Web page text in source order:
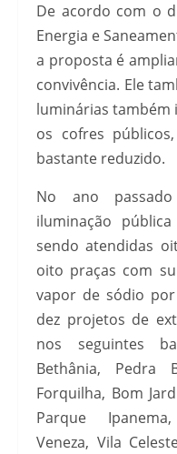
De acordo com o
Energia e
a proposta é
convivência. Ele
luminárias também
os cofres
bastante reduzido.
No ano
iluminação
sendo atendidas
oito praças com
vapor de sódio por
dez projetos de
nos seguintes
Bethânia, Pedra
Forquilha, Bom
Parque
Veneza, Vila